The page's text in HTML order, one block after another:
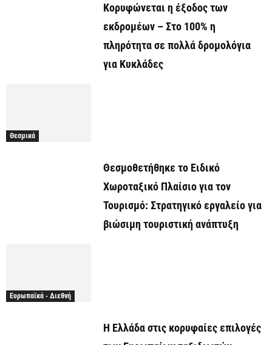
Κορυφώνεται η έξοδος των
εκδρομέων – Στο 100% η
πληρότητα σε πολλά δρομολόγια
για Κυκλάδες
Θεσμικά
Θεσμοθετήθηκε το Ειδικό
Χωροταξικό Πλαίσιο για τον
Τουρισμό: Στρατηγικό εργαλείο για
βιώσιμη τουριστική ανάπτυξη
Ευρωπαϊκά - Διεθνή
Η Ελλάδα στις κορυφαίες επιλογές